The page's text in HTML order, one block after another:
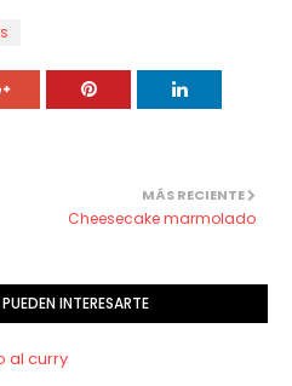
MÁS RECIENTE
Cheesecake marmolado
INTERESARTE
al curry